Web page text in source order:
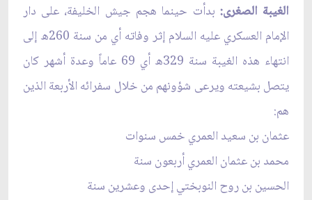
الغيبة الصغرى: بدأت حينما هجم جيش الخليفة، على دار
الإمام العسكري عليه السلام إثر وفاته أي من سنة 260ه إلى
انتهاء هذه الغيبة سنة 329ه أي 69 عاماً وعدة أشهر كان
يتصل بشيعته ويرعى شؤونهم من خلال سفرائه الأربعة الذين
هم:
عثمان بن سعيد العمري خمس سنوات
محمد بن عثمان العمري أربعون سنة
الحسين بن روح النوبختي إحدى وعشرين سنة